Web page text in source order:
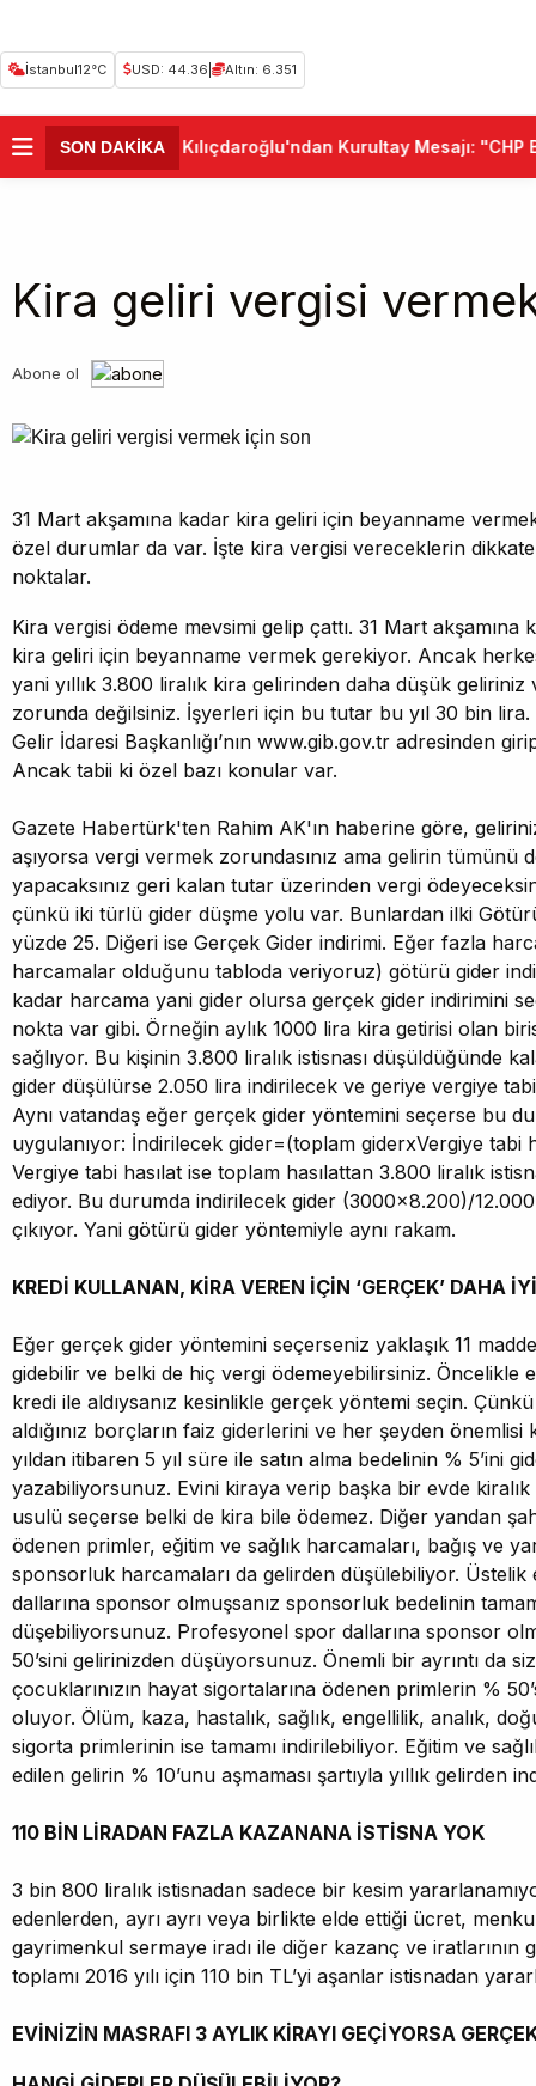
İstanbul12°C USD: 44.36 Altın: 6.351
SON DAKİKA
•Kemal Kılıçdaroğlu'ndan Kurultay Mesajı: "CHP
Kira geliri vergisi
Abone ol
31 Mart akşamına kadar kira geliri için beyanname
özel durumlar da var. İşte kira vergisi vereceklerin dikkate
noktalar.
Kira vergisi ödeme mevsimi gelip çattı. 31 Mart akşamına
kira geliri için beyanname vermek gerekiyor. Ancak
yani yıllık 3.800 liralık kira gelirinden daha düşük
zorunda değilsiniz. İşyerleri için bu tutar bu yıl 30 bin
Gelir İdaresi Başkanlığı’nın www.gib.gov.tr adresinden
Ancak tabii ki özel bazı konular var.
Gazete Habertürk'ten Rahim AK'ın haberine göre,
aşıyorsa vergi vermek zorundasınız ama gelirin tümünü
yapacaksınız geri kalan tutar üzerinden vergi
çünkü iki türlü gider düşme yolu var. Bunlardan ilki
yüzde 25. Diğeri ise Gerçek Gider indirimi. Eğer fazla
harcamalar olduğunu tabloda veriyoruz) götürü gider
kadar harcama yani gider olursa gerçek gider indirimini
nokta var gibi. Örneğin aylık 1000 lira kira getirisi olan
sağlıyor. Bu kişinin 3.800 liralık istisnası düşüldüğünde
gider düşülürse 2.050 lira indirilecek ve geriye vergiye
Aynı vatandaş eğer gerçek gider yöntemini seçerse bu
uygulanıyor: İndirilecek gider=(toplam giderxVergiye tabi
Vergiye tabi hasılat ise toplam hasılattan 3.800 liralık
ediyor. Bu durumda indirilecek gider (3000x8.200)/
çıkıyor. Yani götürü gider yöntemiyle aynı rakam.
KREDİ KULLANAN, KİRA VEREN İÇİN ‘GERÇEK’ DAHA İYİ
Eğer gerçek gider yöntemini seçerseniz yaklaşık 11
gidebilir ve belki de hiç vergi ödemeyebilirsiniz. Öncelikle
kredi ile aldıysanız kesinlikle gerçek yöntemi seçin.
aldığınız borçların faiz giderlerini ve her şeyden önemlisi
yıldan itibaren 5 yıl süre ile satın alma bedelinin % 5’ini
yazabiliyorsunuz. Evini kiraya verip başka bir evde
usulü seçerse belki de kira bile ödemez. Diğer yandan
ödenen primler, eğitim ve sağlık harcamaları, bağış ve
sponsorluk harcamaları da gelirden düşülebiliyor.
dallarına sponsor olmuşsanız sponsorluk bedelinin
düşebiliyorsunuz. Profesyonel spor dallarına sponsor
50’sini gelirinizden düşüyorsunuz. Önemli bir ayrıntı da
çocuklarınızın hayat sigortalarına ödenen primlerin %
oluyor. Ölüm, kaza, hastalık, sağlık, engellilik, analık,
sigorta primlerinin ise tamamı indirilebiliyor. Eğitim ve
edilen gelirin % 10’unu aşmaması şartıyla yıllık gelirden
110 BİN LİRADAN FAZLA KAZANANA İSTİSNA YOK
3 bin 800 liralık istisnadan sadece bir kesim
edenlerden, ayrı ayrı veya birlikte elde ettiği ücret,
gayrimenkul sermaye iradı ile diğer kazanç ve iratlarının
toplamı 2016 yılı için 110 bin TL’yi aşanlar istisnadan
EVİNİZİN MASRAFI 3 AYLIK KİRAYI GEÇİYORSA